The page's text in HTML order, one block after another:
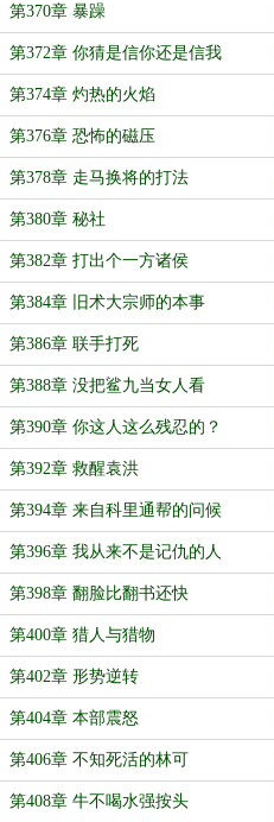
第370章 暴躁
第372章 你猜是信你还是信我
第374章 灼热的火焰
第376章 恐怖的磁压
第378章 走马换将的打法
第380章 秘社
第382章 打出个一方诸侯
第384章 旧术大宗师的本事
第386章 联手打死
第388章 没把鲨九当女人看
第390章 你这人这么残忍的？
第392章 救醒袁洪
第394章 来自科里通帮的问候
第396章 我从来不是记仇的人
第398章 翻脸比翻书还快
第400章 猎人与猎物
第402章 形势逆转
第404章 本部震怒
第406章 不知死活的林可
第408章 牛不喝水强按头